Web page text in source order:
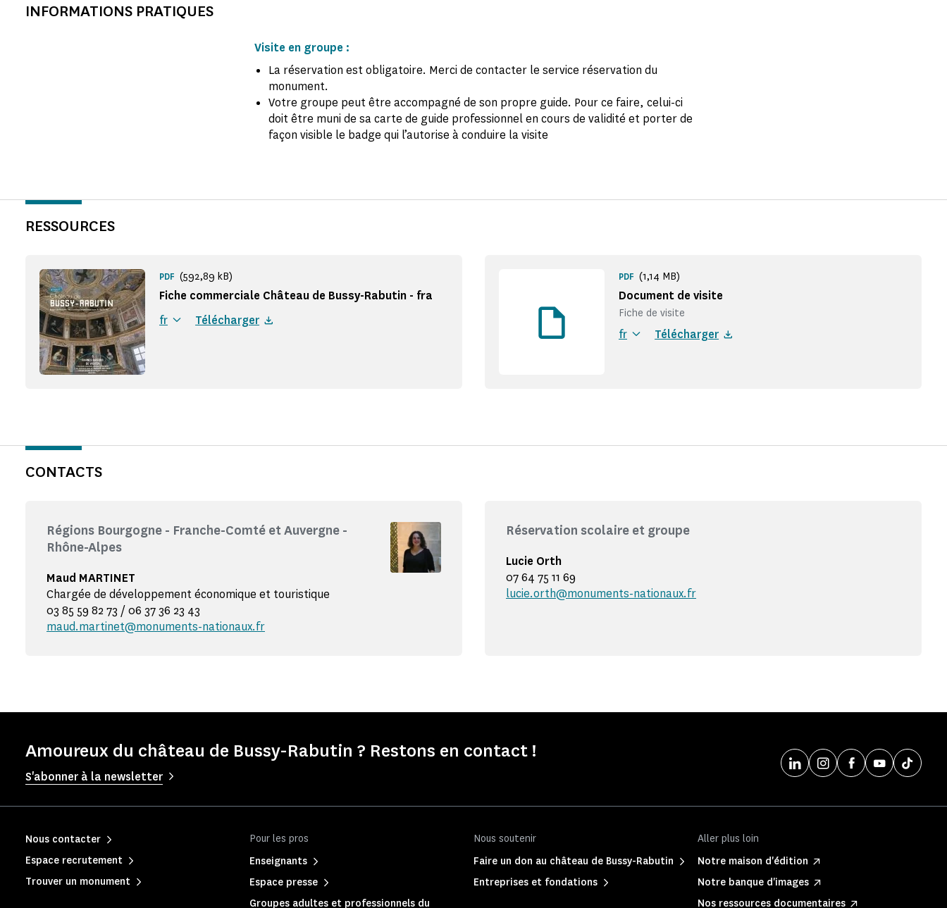
INFORMATIONS PRATIQUES
Visite en groupe :
La réservation est obligatoire. Merci de contacter le service réservation du
monument.
Votre groupe peut être accompagné de son propre guide. Pour ce faire, celui-ci
doit être muni de sa carte de guide professionnel en cours de validité et porter de
façon visible le badge qui l’autorise à conduire la visite
RESSOURCES
Fiche commerciale Château de Bussy-Rabutin - fra
PDF (592,89 kB)
fr Télécharger
Document de visite
Fiche de visite
PDF (1,14 MB)
fr Télécharger
CONTACTS
Régions Bourgogne - Franche-Comté et Auvergne -
Rhône-Alpes
Maud MARTINET
Chargée de développement économique et touristique
03 85 59 82 73 / 06 37 36 23 43
maud.martinet@monuments-nationaux.fr
Réservation scolaire et groupe
Lucie Orth
07 64 75 11 69
lucie.orth@monuments-nationaux.fr
Amoureux du château de Bussy-Rabutin ? Restons en contact !
S'abonner à la newsletter
Pour les pros
Enseignants
Espace presse
Groupes adultes et professionnels du
Nous soutenir
Faire un don au château de Bussy-Rabutin
Entreprises et fondations
Aller plus loin
Notre maison d'édition
Notre banque d'images
Nos ressources documentaires
Nous contacter
Espace recrutement
Trouver un monument